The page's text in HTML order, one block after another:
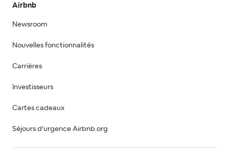
Airbnb
Newsroom
Nouvelles fonctionnalités
Carrières
Investisseurs
Cartes cadeaux
Séjours d'urgence Airbnb.org